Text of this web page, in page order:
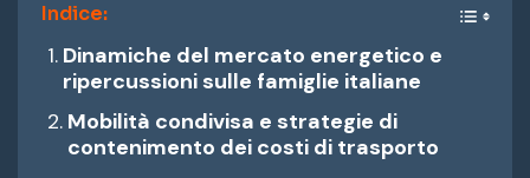
Indice:
Dinamiche del mercato energetico e
ripercussioni sulle famiglie italiane
Mobilità condivisa e strategie di
contenimento dei costi di trasporto